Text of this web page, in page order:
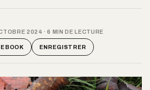
2024 · 6 MIN DE LECTURE
ENREGISTRER